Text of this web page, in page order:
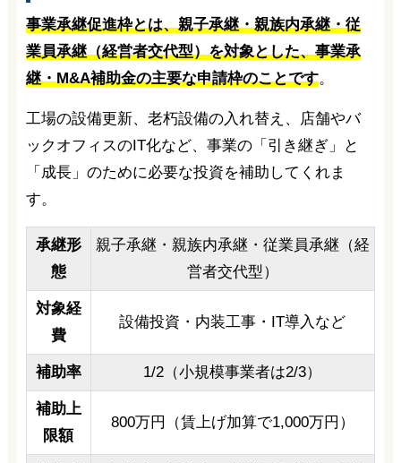
事業承継促進枠とは、親子承継・親族内承継・従
業員承継（経営者交代型）を対象とした、事業承
継・M&A補助金の主要な申請枠のことです。
工場の設備更新、老朽設備の入れ替え、店舗やバ
ックオフィスのIT化など、事業の「引き継ぎ」と
「成長」のために必要な投資を補助してくれま
す。
承継形
態
親子承継・親族内承継・従業員承継（経
営者交代型）
対象経
費
設備投資・内装工事・IT導入など
補助率 1/2（小規模事業者は2/3）
補助上
限額
800万円（賃上げ加算で1,000万円）